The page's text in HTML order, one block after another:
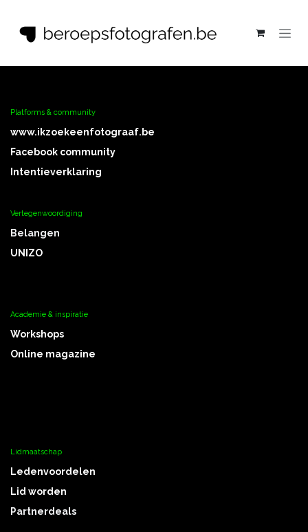
Platforms & community
www.ikzoekeenfotograaf.be
Facebook community
Intentieverklaring
Vertegenwoordiging
Belangen
UNIZO
Academie & inspiratie
Workshops
Online magazine
Lidmaatschap
Ledenvoordelen
Lid worden
Partnerdeals